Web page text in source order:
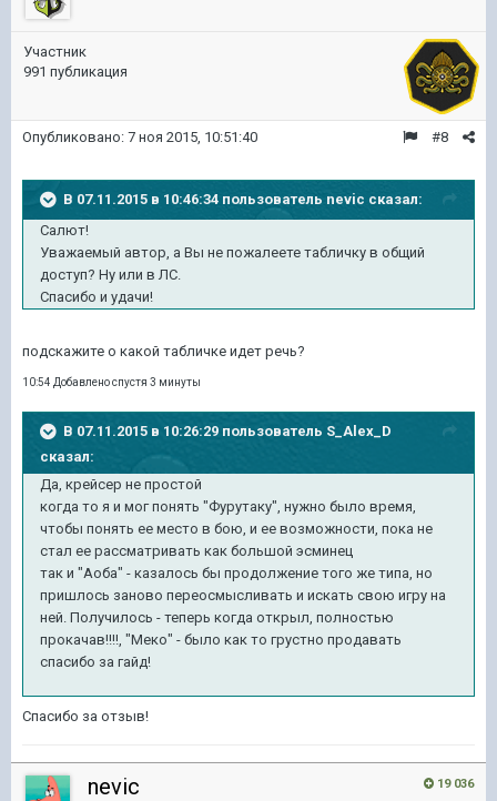
Участник
991 публикация
#8
Опубликовано: 7 ноя 2015, 10:51:40
В 07.11.2015 в 10:46:34 пользователь nevic сказал:
Салют!
Уважаемый автор, а Вы не пожалеете табличку в общий
доступ? Ну или в ЛС.
Спасибо и удачи!
подскажите о какой табличке идет речь?
10:54 Добавлено спустя 3 минуты
В 07.11.2015 в 10:26:29 пользователь S_Alex_D
сказал:
Да, крейсер не простой
когда то я и мог понять "Фурутаку", нужно было время,
чтобы понять ее место в бою, и ее возможности, пока не
стал ее рассматривать как большой эсминец
так и "Аоба" - казалось бы продолжение того же типа, но
пришлось заново переосмысливать и искать свою игру на
ней. Получилось - теперь когда открыл, полностью
прокачав!!!!, "Меко" - было как то грустно продавать
спасибо за гайд!
Спасибо за отзыв!
19 036
nevic